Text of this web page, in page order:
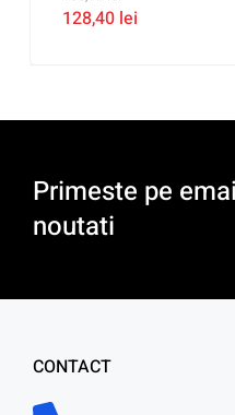
128,40 lei
Primeste pe
noutati
CONTACT